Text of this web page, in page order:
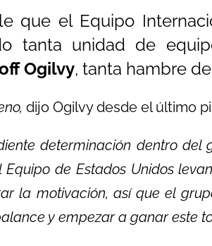
que el Equipo
tanta unidad de
Ogilvy, tanta hambre
dijo Ogilvy desde el último
determinación dentro
Equipo de Estados Unidos
la motivación, así que el
y empezar a ganar este